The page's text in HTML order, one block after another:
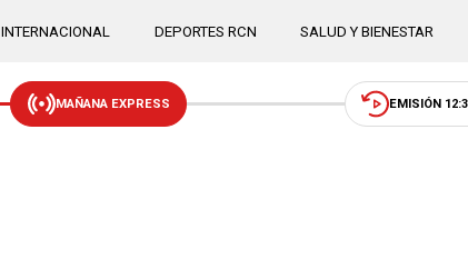
INTERNACIONAL DEPORTES RCN SALUD Y BIENESTAR
MAÑANA EXPRESS EMISIÓN